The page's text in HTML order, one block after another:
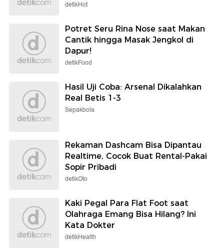
detikHot
Potret Seru Rina Nose saat Makan
Cantik hingga Masak Jengkol di
Dapur!
detikFood
Hasil Uji Coba: Arsenal Dikalahkan
Real Betis 1-3
Sepakbola
Rekaman Dashcam Bisa Dipantau
Realtime, Cocok Buat Rental-Pakai
Sopir Pribadi
detikOto
Kaki Pegal Para Flat Foot saat
Olahraga Emang Bisa Hilang? Ini
Kata Dokter
detikHealth